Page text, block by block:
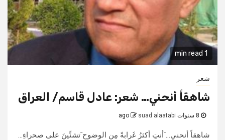
1 min read
شعر
شاهقاً أنحني… شعر: عادل قاسم/ العراق
suad alaatabi
شاهقاً أنحني... َأنتِ أكثرُ غَرابةً مِن الوضوح َتشنِّينَ على صحراءِ...